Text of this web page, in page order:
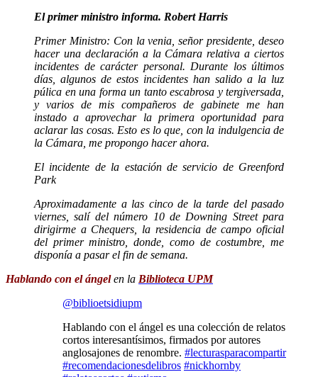
El primer ministro informa. Robert Harris
Primer Ministro: Con la venia, señor presidente, deseo
hacer una declaración a la Cámara relativa a ciertos
incidentes de carácter personal. Durante los últimos
días, algunos de estos incidentes han salido a la luz
púlica en una forma un tanto escabrosa y tergiversada,
y varios de mis compañeros de gabinete me han
instado a aprovechar la primera oportunidad para
aclarar las cosas. Esto es lo que, con la indulgencia de
la Cámara, me propongo hacer ahora.
El incidente de la estación de servicio de Greenford
Park
Aproximadamente a las cinco de la tarde del pasado
viernes, salí del número 10 de Downing Street para
dirigirme a Chequers, la residencia de campo oficial
del primer ministro, donde, como de costumbre, me
disponía a pasar el fin de semana.
Hablando con el ángelen la Biblioteca UPM
@biblioetsidiupm
Hablando con el ángel es una colección de relatos
cortos interesantísimos, firmados por autores
anglosajones de renombre. #lecturasparacompartir
#recomendacionesdelibros #nickhornby